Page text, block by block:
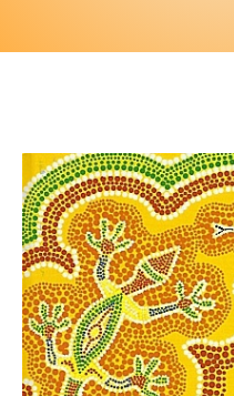
Warenkorb
Ihr Konto/Login